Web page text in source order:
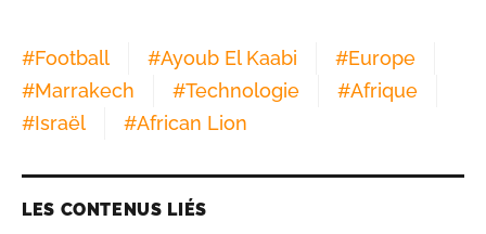
#Football #Ayoub El Kaabi #Europe
#Marrakech #Technologie #Afrique
#Israël #African Lion
LES CONTENUS LIÉS